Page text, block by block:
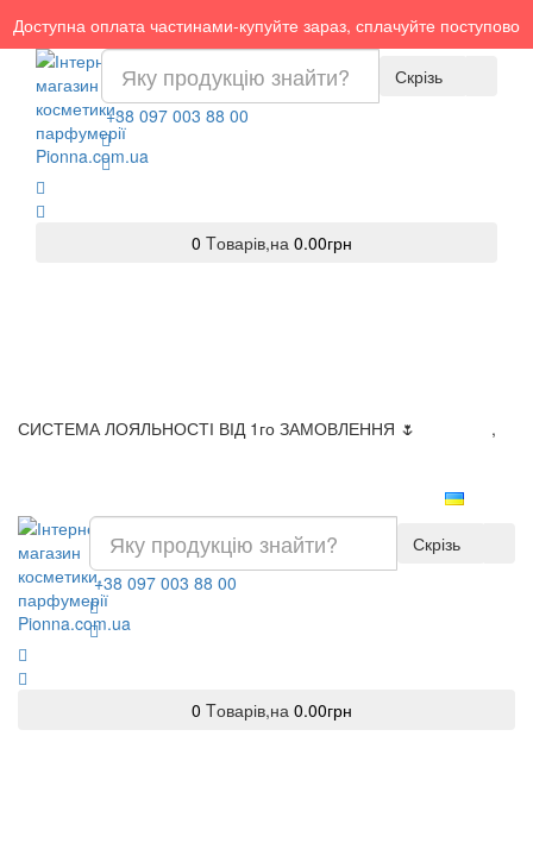
Доступна оплата частинами-купуйте зараз, сплачуйте поступово
Скрізь
+38 097 003 88 00
0 Tоварів,на 0.00грн
СИСТЕМА ЛОЯЛЬНОСТІ ВІД 1го ЗАМОВЛЕННЯ 🌷
,
Скрізь
+38 097 003 88 00
0 Tоварів,на 0.00грн